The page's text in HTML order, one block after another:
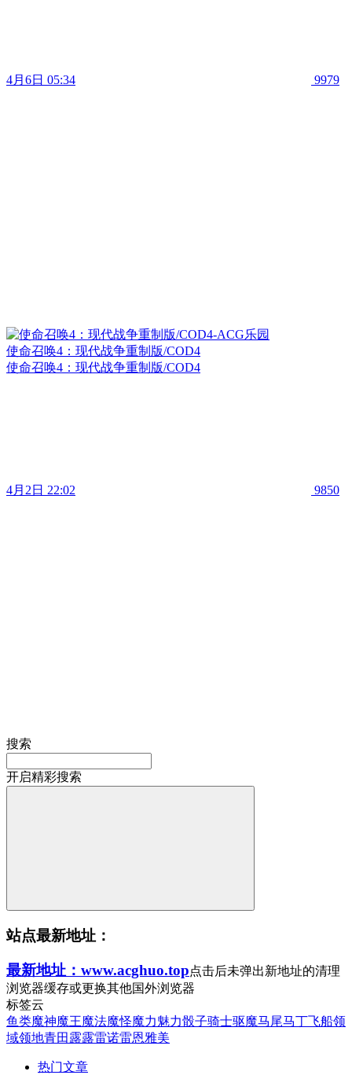
4月6日 05:34 9979
使命召唤4：现代战争重制版/COD4
使命召唤4：现代战争重制版/COD4
4月2日 22:02 9850
搜索
开启精彩搜索
站点最新地址：
最新地址：www.acghuo.top点击后未弹出新地址的清理
浏览器缓存或更换其他国外浏览器
标签云
鱼类魔神魔王魔法魔怪魔力魅力骰子骑士驱魔马尾马丁飞船领
域领地青田 露露雷诺雷恩雅美
热门文章